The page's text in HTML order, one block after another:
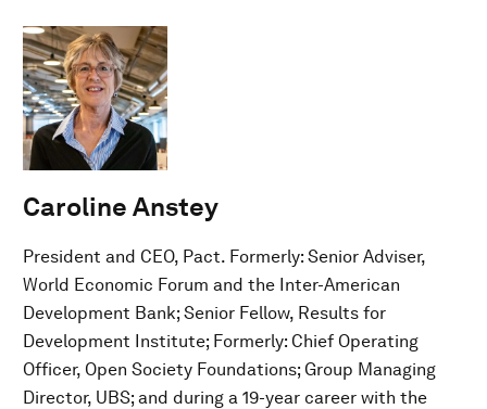
Caroline Anstey
President and CEO, Pact. Formerly: Senior Adviser,
World Economic Forum and the Inter-American
Development Bank; Senior Fellow, Results for
Development Institute; Formerly: Chief Operating
Officer, Open Society Foundations; Group Managing
Director, UBS; and during a 19-year career with the